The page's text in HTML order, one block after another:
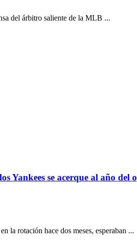
del árbitro saliente de la MLB ...
Yankees se acerque al año del
la rotación hace dos meses, esperaban ...